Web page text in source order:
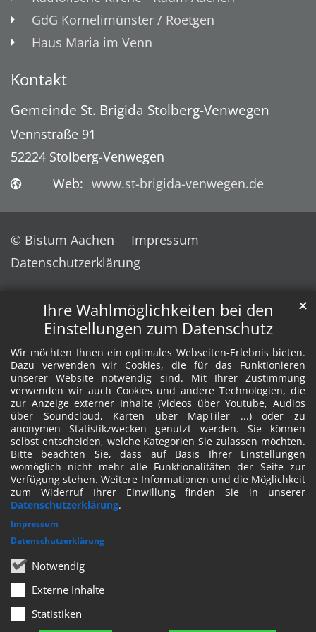
Ihre Wahlmöglichkeiten bei den
Einstellungen zum Datenschutz
Wir möchten Ihnen ein optimales Webseiten-Erlebnis bieten.
Dazu verwenden wir Cookies, die für das Funktionieren
unserer Website notwendig sind. Mit Ihrer Zustimmung
verwenden wir auch Cookies und andere Technologien, die
zur Anzeige externer Inhalte (Videos über Youtube, Audios
über Soundcloud, Karten über MapTiler ...) oder zu
anonymen Statistikzwecken genutzt werden. Sie können
selbst entscheiden, welche Kategorien Sie zulassen möchten.
Bitte beachten Sie, dass auf Basis Ihrer Einstellungen
womöglich nicht mehr alle Funktionalitäten der Seite zur
Verfügung stehen. Weitere Informationen und die Möglichkeit
zum Widerruf Ihrer Einwillung finden Sie in unserer
Datenschutzerklärung.
Notwendig
Externe Inhalte
Statistiken
✕
Impressum
Datenschutzerklärung
GdG Kornelimünster / Roetgen
Haus Maria im Venn
Kontakt
Gemeinde St. Brigida Stolberg-Venwegen
Vennstraße 91
52224 Stolberg-Venwegen
Web: www.st-brigida-venwegen.de
© Bistum Aachen
Impressum
Datenschutzerklärung